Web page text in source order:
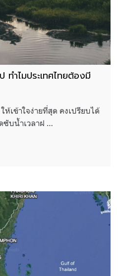
ทำไมประเทศไทยต้องมี
ห้เข้าใจง่ายที่สุด คงเปรียบได้
ซับน้ำเวลาฝ …
จะหายไป ทำไมประเทศไทยต้องมี